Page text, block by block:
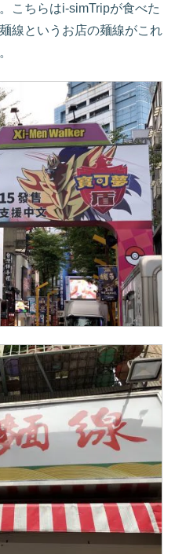
こちらはi-simTripが食べた
線というお店の麺線がこれ